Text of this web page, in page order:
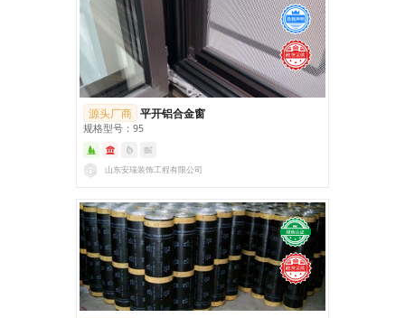
源头厂商 平开铝合金窗
规格型号：95
山东安瑞装饰工程有限公司